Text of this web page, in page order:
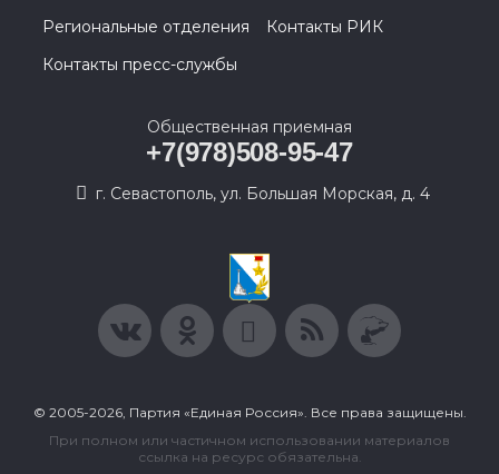
Региональные отделения
Контакты РИК
Контакты пресс-службы
Общественная приемная
+7(978)508-95-47
г. Севастополь, ул. Большая Морская, д. 4
© 2005-2026, Партия «Единая Россия». Все права защищены.
При полном или частичном использовании материалов
ссылка на ресурс обязательна.